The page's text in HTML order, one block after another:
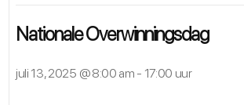
Nationale Overwinningsdag
juli 13, 2025 @ 8:00 am - 17:00 uur